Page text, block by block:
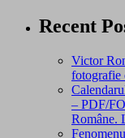
Recent
Victor
fotografie
– PDF/
Române.